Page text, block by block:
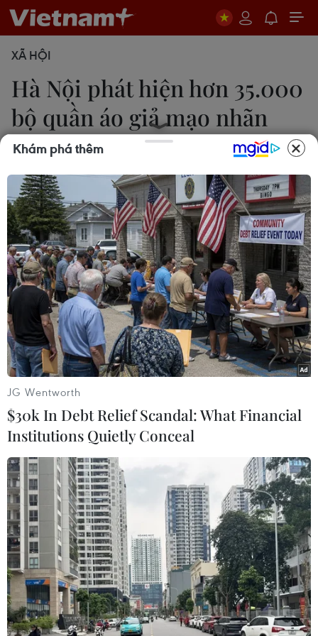
XÃ HỘI
Hà Nội phát hiện hơn 35.000
bộ quần áo giả mạo nhãn
hiệu
Quốc Lũy
28/06/2025 11:14
Lực lượng chức năng đã kiểm tra và phát hiện hộ
kinh doanh N.V.Q đang kinh doanh số lượng lớn
các sản phẩm quần áo thể thao có dấu hiệu giả
mạo các nhãn hiệu nổi tiếng.
Một số lượng lớn quần áo mang nhãn hiệu NIKE, ADIDAS,
PUMA bị lực lượng chức năng phát hiện. (Ảnh: TTXVN phát)
Ngày 28/6, Chi cục Quản lý thị trường thành phố
Hà Nội cho biết, Đội Quản lý thị trường số 22
phối hợp với Đội 2 (tổ địa bàn Bắc Từ Liêm),
Khám phá thêm
JG Wentworth
$30k In Debt Relief Scandal: What Financial
Institutions Quietly Conceal